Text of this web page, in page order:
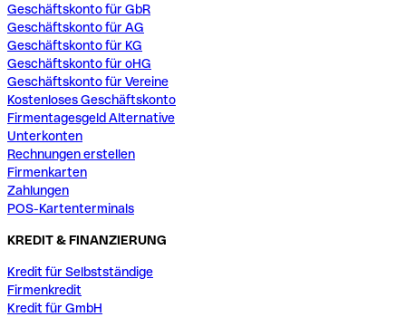
Geschäftskonto für GbR
Geschäftskonto für AG
Geschäftskonto für KG
Geschäftskonto für oHG
Geschäftskonto für Vereine
Kostenloses Geschäftskonto
Firmentagesgeld Alternative
Unterkonten
Rechnungen erstellen
Firmenkarten
Zahlungen
POS-Kartenterminals
KREDIT & FINANZIERUNG
Kredit für Selbstständige
Firmenkredit
Kredit für GmbH